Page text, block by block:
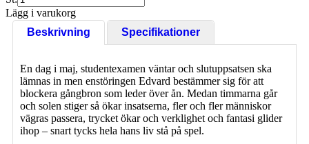
Lägg i varukorg
Beskrivning
Specifikationer
En dag i maj, studentexamen väntar och slutuppsatsen ska
lämnas in men enstöringen Edvard bestämmer sig för att
blockera gångbron som leder över ån. Medan timmarna går
och solen stiger så ökar insatserna, fler och fler människor
vägras passera, trycket ökar och verklighet och fantasi glider
ihop – snart tycks hela hans liv stå på spel.